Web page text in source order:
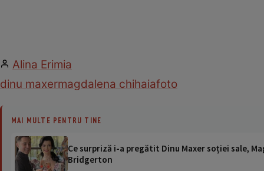
Alina Erimia
dinu maxermagdalena chihaiafoto
MAI MULTE PENTRU TINE
Ce surpriză i-a pregătit Dinu Maxer soției sale,
Bridgerton